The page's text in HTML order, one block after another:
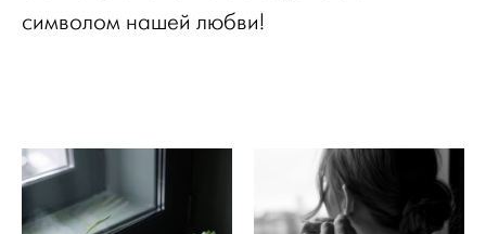
символом нашей любви!